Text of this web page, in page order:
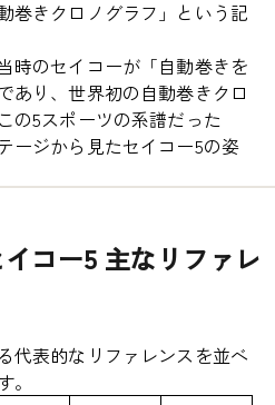
巻きクロノグラフ」という記
時のセイコーが「自動巻きを
あり、世界初の自動巻きクロ
の5スポーツの系譜だった
ジから見たセイコー5の姿
コー5 主なリファレ
代表的なリファレンスを並べ